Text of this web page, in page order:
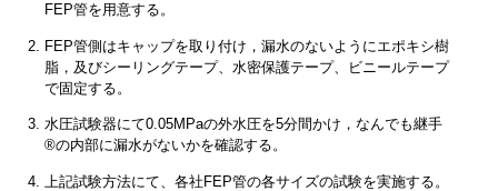
FEP管を用意する。
FEP管側はキャップを取り付け，漏水のないようにエポキシ樹
脂，及びシーリングテープ、水密保護テープ、ビニールテープ
で固定する。
水圧試験器にて0.05MPaの外水圧を5分間かけ，なんでも継手
®の内部に漏水がないかを確認する。
上記試験方法にて、各社FEP管の各サイズの試験を実施する。